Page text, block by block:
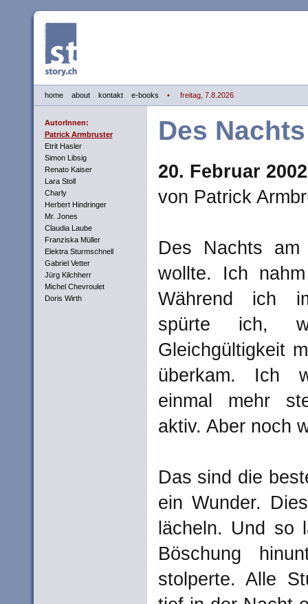
home about kontakt e-books • freitag, 7.8.2026
AutorInnen:
Patrick Armbruster
Etrit Hasler
Simon Libsig
Renato Kaiser
Lara Stoll
Charly
Herbert Hindringer
Mr. Jones
Claudia Laube
Franziska Müller
Elektra Sturmschnell
Gabriel Vetter
Jürg Kilchherr
Michel Chevroulet
Doris Wirth
Des
20. Februar 2002
von Patrick
Des Nachts
wollte. Ich
Während ich
spürte ich,
Gleichgültigkeit
überkam. Ich
einmal mehr
aktiv. Aber noch
Das sind die
ein Wunder.
lächeln. Und so
Böschung
stolperte. Alle